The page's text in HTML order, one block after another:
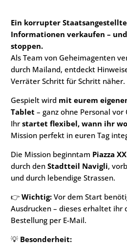
Ein korrupter
Informationen verkaufen –
stoppen.
Als Team von Geheimagenten
durch Mailand, entdeckt
Verräter Schritt für Schritt näher.
Gespielt wird mit eurem
Tablet – ganz ohne Personal vor
Ihr startet flexibel, wann ihr
Mission perfekt in euren Tag
Die Mission beginntam Piazza
durch denStadtteil Navigli,
und durch lebendige Strassen.
👉 Wichtig: Vor dem Start
Ausdrucken – dieses erhaltet ihr
Bestellung per E-Mail.
💡 Besonderheit: